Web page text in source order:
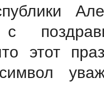
с
этот